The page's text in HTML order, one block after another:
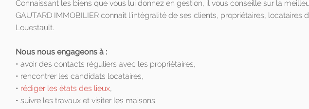
Connaissant les biens que vous lui donnez en gestion, il vous conseille sur la
GAUTARD IMMOBILIER connaît l’intégralité de ses clients, propriétaires,
Louestault.
Nous nous engageons à :
• avoir des contacts réguliers avec les propriétaires,
• rencontrer les candidats locataires,
• rédiger les états des lieux,
• suivre les travaux et visiter les maisons.